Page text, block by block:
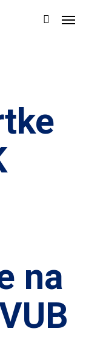
search
na